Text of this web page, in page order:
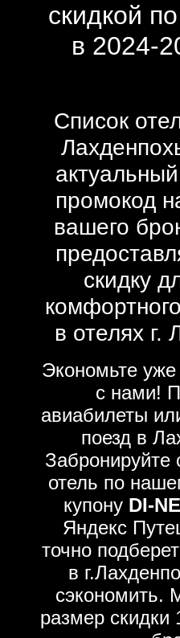
скидкой
в 2024-
Список
промокод
вашего
скидку
в отелях г.
Экономьте уже
с нами!
авиабилеты
поезд в
Забронируйте
отель по
купону DI-
Яндекс
точно
в
сэкономить.
размер